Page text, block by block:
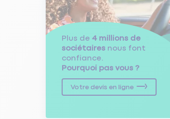
Plus de 4 millions de
sociétaires nous font
confiance.
Pourquoi pas vous ?
Votre devis en ligne